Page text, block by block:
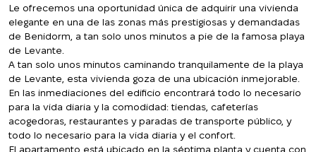
Le ofrecemos una oportunidad única de adquirir una vivienda
elegante en una de las zonas más prestigiosas y demandadas
de Benidorm, a tan solo unos minutos a pie de la famosa playa
de Levante.
A tan solo unos minutos caminando tranquilamente de la playa
de Levante, esta vivienda goza de una ubicación inmejorable.
En las inmediaciones del edificio encontrará todo lo necesario
para la vida diaria y la comodidad: tiendas, cafeterías
acogedoras, restaurantes y paradas de transporte público, y
todo lo necesario para la vida diaria y el confort.
El apartamento está ubicado en la séptima planta y cuenta con